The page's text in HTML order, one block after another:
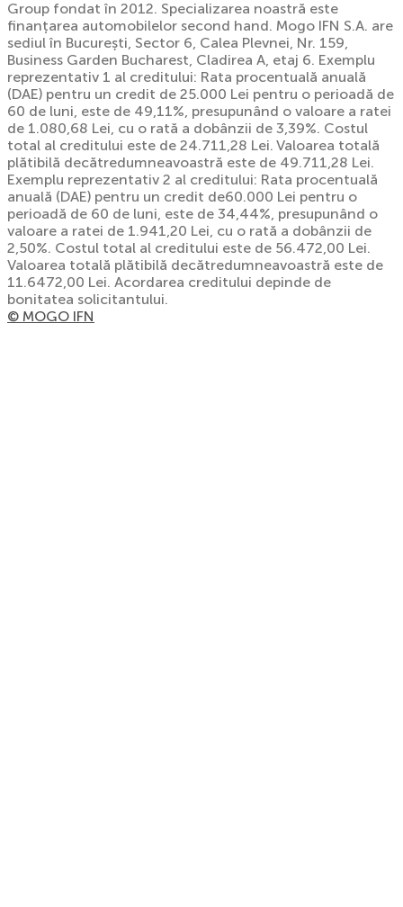
Group fondat în 2012. Specializarea noastră este
finanțarea automobilelor second hand. Mogo IFN S.A. are
sediul în București, Sector 6, Calea Plevnei, Nr. 159,
Business Garden Bucharest, Cladirea A, etaj 6. Exemplu
reprezentativ 1 al creditului: Rata procentuală anuală
(DAE) pentru un credit de 25.000 Lei pentru o perioadă de
60 de luni, este de 49,11%, presupunând o valoare a ratei
de 1.080,68 Lei, cu o rată a dobânzii de 3,39%. Costul
total al creditului este de 24.711,28 Lei. Valoarea totală
plătibilă decătredumneavoastră este de 49.711,28 Lei.
Exemplu reprezentativ 2 al creditului: Rata procentuală
anuală (DAE) pentru un credit de60.000 Lei pentru o
perioadă de 60 de luni, este de 34,44%, presupunând o
valoare a ratei de 1.941,20 Lei, cu o rată a dobânzii de
2,50%. Costul total al creditului este de 56.472,00 Lei.
Valoarea totală plătibilă decătredumneavoastră este de
11.6472,00 Lei. Acordarea creditului depinde de
bonitatea solicitantului.
© MOGO IFN